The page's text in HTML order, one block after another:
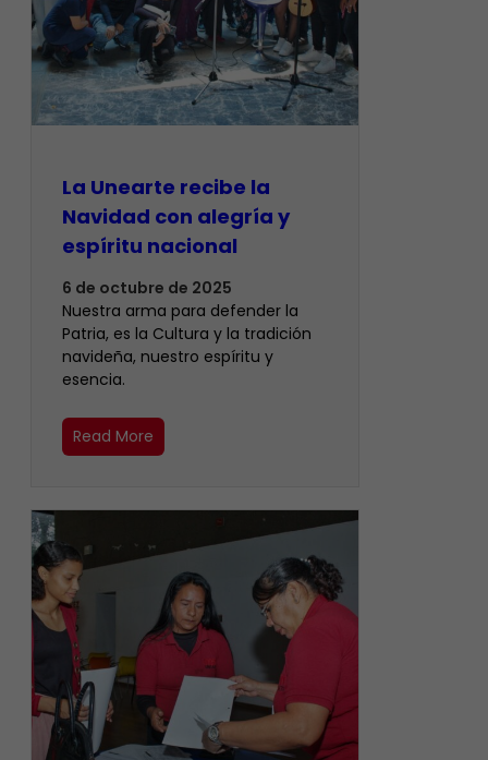
La Unearte recibe la
Navidad con alegría y
espíritu nacional
6 de octubre de 2025
Nuestra arma para defender la
Patria, es la Cultura y la tradición
navideña, nuestro espíritu y
esencia.
Read More